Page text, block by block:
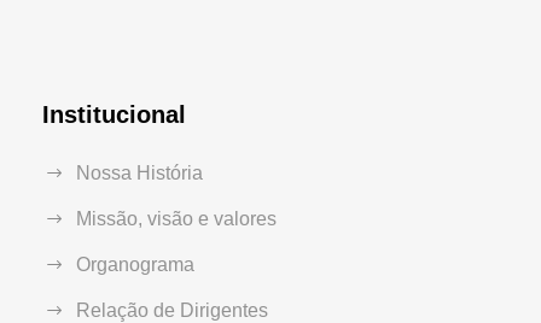
Institucional
Nossa História
Missão, visão e valores
Organograma
Relação de Dirigentes